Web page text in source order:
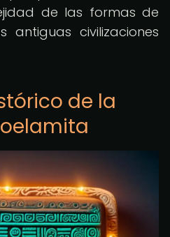
de las formas de
antiguas civilizaciones
de la